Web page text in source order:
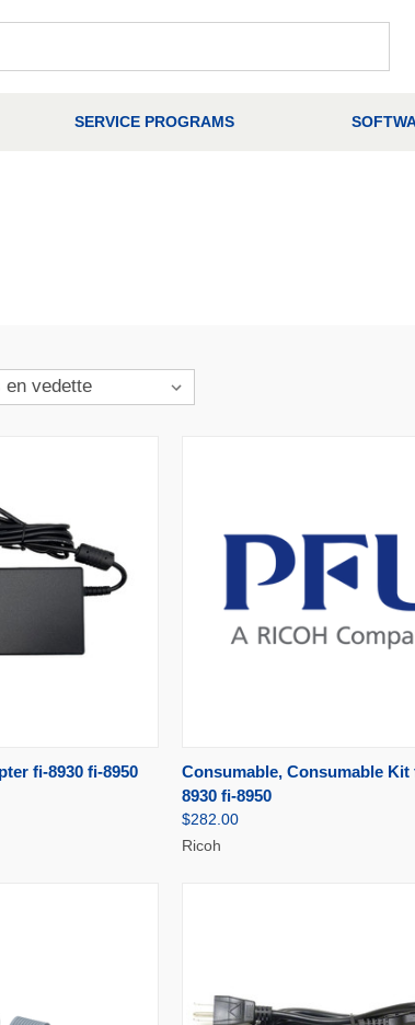
SERVICE PROGRAMS
AJOUTER AU
PANIER
fi-8930 fi-8950 APERÇU RAPIDE
Consumable, Consumable Kit
8930 fi-8950
$282.00
Ricoh